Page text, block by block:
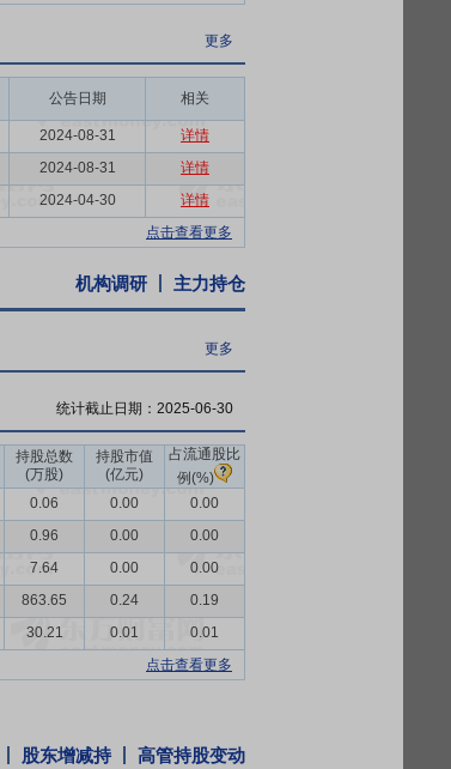
更多
公告日期 相关
2024-08-31
详情
2024-08-31
详情
2024-04-30
详情
点击查看更多
机构调研 主力持仓
更多
统计截止日期： 2025-06-30
持股总数
(万股)
持股市值
(亿元)
占流通股比
例(%)
0.06 0.00
0.00
0.96 0.00
0.00
7.64 0.00
0.00
863.65 0.24
0.19
30.21 0.01
0.01
点击查看更多
股东增减持 高管持股变动